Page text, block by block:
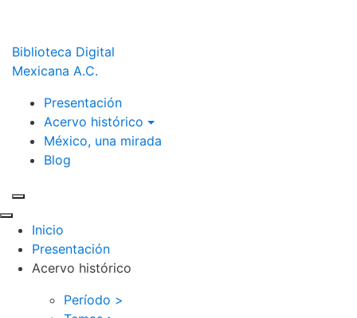
Biblioteca Digital
Mexicana A.C.
Presentación
Acervo histórico
México, una mirada
Blog
Inicio
Presentación
Acervo histórico
Período >